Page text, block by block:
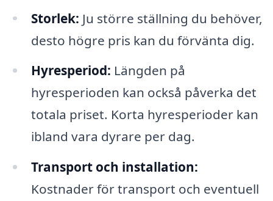
Storlek: Ju större ställning du behöver,
desto högre pris kan du förvänta dig.
Hyresperiod: Längden på
hyresperioden kan också påverka det
totala priset. Korta hyresperioder kan
ibland vara dyrare per dag.
Transport och installation:
Kostnader för transport och eventuell